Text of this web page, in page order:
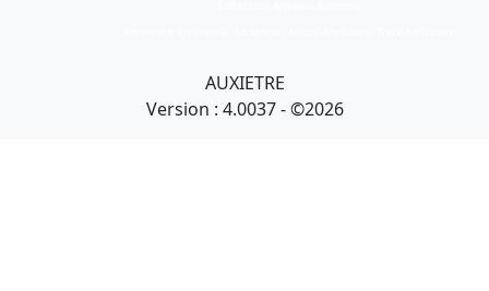
AUXIETRE
Version : 4.0037 - ©2026